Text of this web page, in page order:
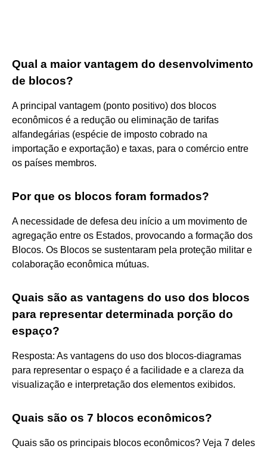
Qual a maior vantagem do desenvolvimento
de blocos?
A principal vantagem (ponto positivo) dos blocos
econômicos é a redução ou eliminação de tarifas
alfandegárias (espécie de imposto cobrado na
importação e exportação) e taxas, para o comércio entre
os países membros.
Por que os blocos foram formados?
A necessidade de defesa deu início a um movimento de
agregação entre os Estados, provocando a formação dos
Blocos. Os Blocos se sustentaram pela proteção militar e
colaboração econômica mútuas.
Quais são as vantagens do uso dos blocos
para representar determinada porção do
espaço?
Resposta: As vantagens do uso dos blocos-diagramas
para representar o espaço é a facilidade e a clareza da
visualização e interpretação dos elementos exibidos.
Quais são os 7 blocos econômicos?
Quais são os principais blocos econômicos? Veja 7 deles